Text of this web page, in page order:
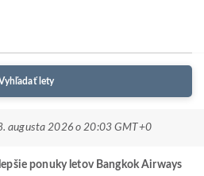
lety
augusta 2026 o 20:03 GMT+0
ponuky letov Bangkok Airways